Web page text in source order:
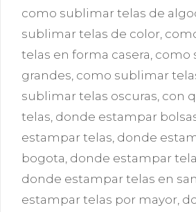
como sublimar telas de
sublimar telas de color,
telas en forma casera, como
grandes, como sublimar
sublimar telas oscuras, con
telas, donde estampar
estampar telas, donde
bogota, donde estampar
donde estampar telas en
estampar telas por mayor,